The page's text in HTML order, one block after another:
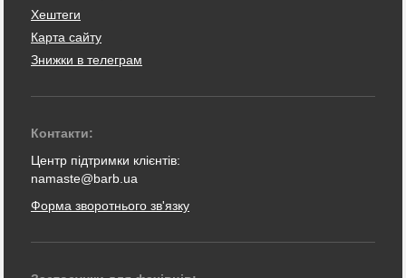
Хештеги
Карта сайту
Знижки в телеграм
Контакти:
Центр підтримки клієнтів:
namaste@barb.ua
Форма зворотнього зв'язку